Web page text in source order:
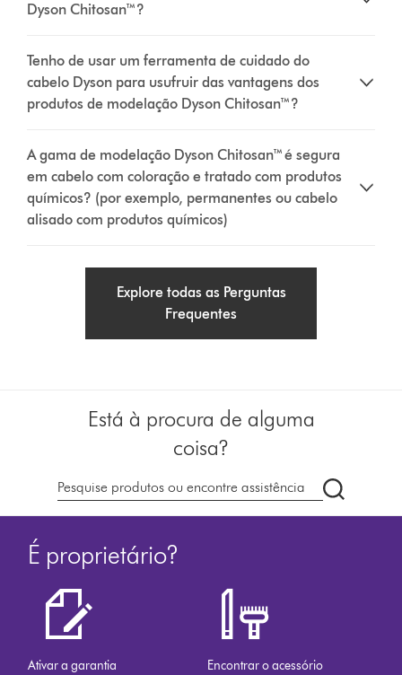
Dyson Chitosan™?
Tenho de usar um ferramenta de cuidado do
cabelo Dyson para usufruir das vantagens dos
produtos de modelação Dyson Chitosan™?
A gama de modelação Dyson Chitosan™ é segura
em cabelo com coloração e tratado com produtos
químicos? (por exemplo, permanentes ou cabelo
alisado com produtos químicos)
Explore todas as Perguntas
Frequentes
Está à procura de alguma
coisa?
Pesquisar
em
É proprietário?
Ativar a garantia
Encontrar o acessório